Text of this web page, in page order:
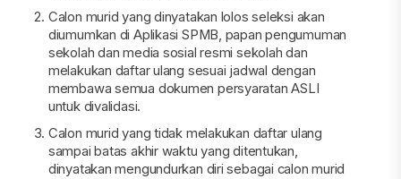
Calon murid yang dinyatakan lolos seleksi akan
diumumkan di Aplikasi SPMB, papan pengumuman
sekolah dan media sosial resmi sekolah dan
melakukan daftar ulang sesuai jadwal dengan
membawa semua dokumen persyaratan ASLI
untuk divalidasi.
Calon murid yang tidak melakukan daftar ulang
sampai batas akhir waktu yang ditentukan,
dinyatakan mengundurkan diri sebagai calon murid